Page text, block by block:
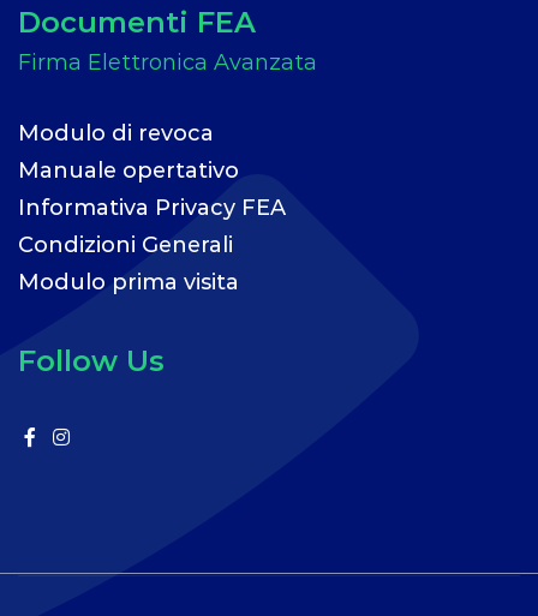
Documenti FEA
Modulo di revoca
Manuale opertativo
Informativa Privacy FEA
Condizioni Generali
Modulo prima visita
Follow Us